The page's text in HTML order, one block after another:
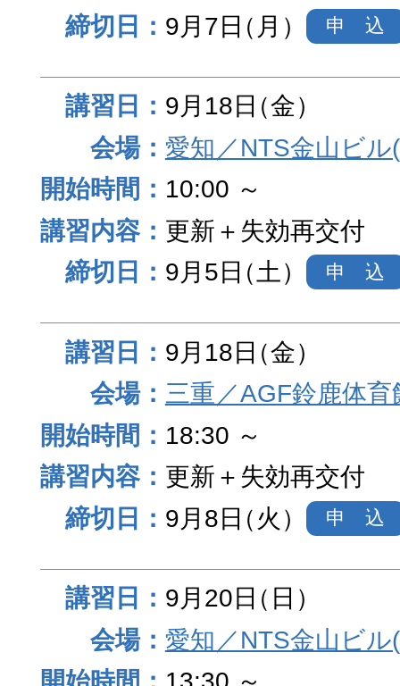
9月7日（月） 申 込
9月18日（金）
愛知／NTS金山ビ
10:00 ～
更新＋失効再交付
9月5日（土） 申 込
9月18日（金）
三重／AGF鈴鹿体育
18:30 ～
更新＋失効再交付
9月8日（火） 申 込
9月20日（日）
愛知／NTS金山ビ